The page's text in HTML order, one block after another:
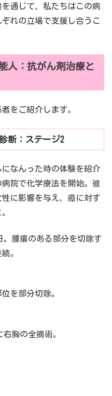
通じて、私たちはこの病
れの立場で支援し合うこ
人：抗がん剤治療と
をご紹介します。
断：ステージ2
なんった時の体験を紹介
院で化学療法を開始。彼
に影響を与え、癌に対す
。腫瘍のある部分を切除す
。
を部分切除。
胸の全摘術。